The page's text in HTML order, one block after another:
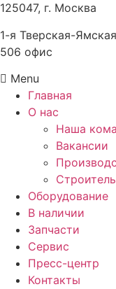
125047, г. Москва
1-я Тверская-
506 офис
Menu
Главная
О нас
Наша
Вакансии
Оборудование
В наличии
Запчасти
Сервис
Пресс-центр
Контакты